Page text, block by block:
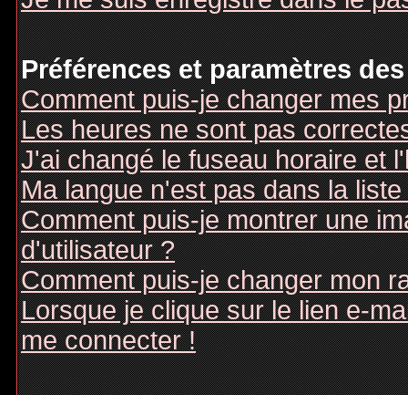
Préférences et paramètres
Comment puis-je changer mes
Les heures ne sont pas
J'ai changé le fuseau horaire et
Ma langue n'est pas dans la liste
Comment puis-je montrer une
d'utilisateur ?
Comment puis-je changer mon
Lorsque je clique sur le lien e-
me connecter !